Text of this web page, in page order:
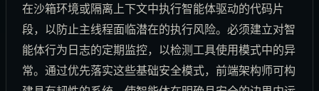
在沙箱环境或隔离上下文中执行智能体驱动的代码片
段，以防止主线程面临潜在的执行风险。必须建立对智
能体行为日志的定期监控，以检测工具使用模式中的异
常。通过优先落实这些基础安全模式，前端架构师可构